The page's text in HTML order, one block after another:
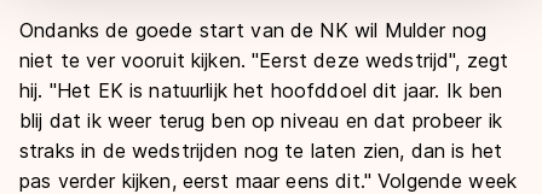
Ondanks de goede start van de NK wil Mulder nog
niet te ver vooruit kijken. "Eerst deze wedstrijd", zegt
hij. "Het EK is natuurlijk het hoofddoel dit jaar. Ik ben
blij dat ik weer terug ben op niveau en dat probeer ik
straks in de wedstrijden nog te laten zien, dan is het
pas verder kijken, eerst maar eens dit." Volgende week